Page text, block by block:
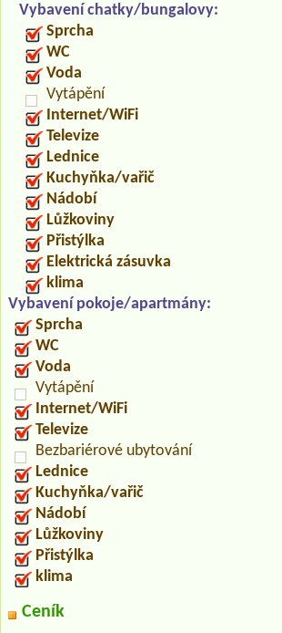
Vybavení chatky/bungalovy:
Sprcha
WC
Voda
Vytápění
Internet/WiFi
Televize
Lednice
Kuchyňka/vařič
Nádobí
Lůžkoviny
Přistýlka
Elektrická zásuvka
klima
Vybavení pokoje/apartmány:
Sprcha
WC
Voda
Vytápění
Internet/WiFi
Televize
Bezbariérové ubytování
Lednice
Kuchyňka/vařič
Nádobí
Lůžkoviny
Přistýlka
klima
Ceník